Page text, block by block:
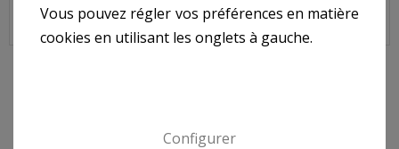
Vous pouvez régler vos préférences en matière
cookies en utilisant les onglets à gauche.
Configurer